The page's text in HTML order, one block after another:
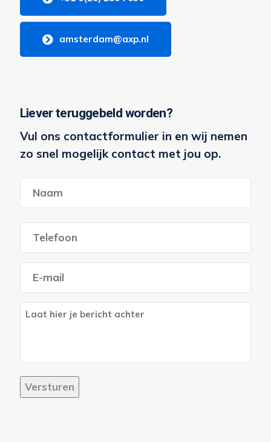
amsterdam@axp.nl
Liever teruggebeld worden?
Vul ons contactformulier in en wij nemen
zo snel mogelijk contact met jou op.
Telefoon
mailadres
Berich
Versturen